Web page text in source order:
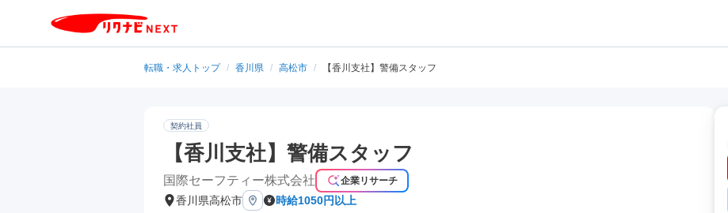
転職・求人トップ / 香川県 / 高松市 / 【香川支社】警備スタッフ
契約社員
【香川支社】警備スタッフ
国際セーフティー株式会社 企業リサーチ
香川県高松市 時給1050円以上